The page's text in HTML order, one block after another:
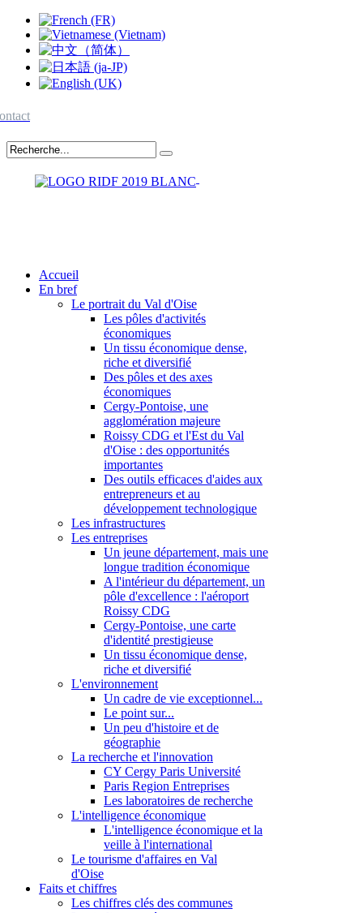
Accueil
En bref
Le portrait du Val d'Oise
Les pôles d'activités
économiques
Un tissu économique dense,
riche et diversifié
Des pôles et des axes
économiques
Cergy-Pontoise, une
agglomération majeure
Roissy CDG et l'Est du Val
d'Oise : des opportunités
importantes
Des outils efficaces d'aides aux
entrepreneurs et au
développement technologique
Les infrastructures
Les entreprises
Un jeune département, mais une
longue tradition économique
A l'intérieur du département, un
pôle d'excellence : l'aéroport
Roissy CDG
Cergy-Pontoise, une carte
d'identité prestigieuse
Un tissu économique dense,
riche et diversifié
L'environnement
Un cadre de vie exceptionnel...
Le point sur...
Un peu d'histoire et de
géographie
La recherche et l'innovation
CY Cergy Paris Université
Paris Region Entreprises
Les laboratoires de recherche
L'intelligence économique
L'intelligence économique et la
veille à l'international
Le tourisme d'affaires en Val
d'Oise
Faits et chiffres
Les chiffres clés des communes